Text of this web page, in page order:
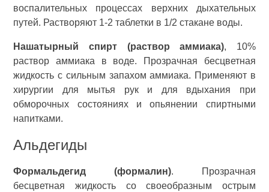
воспалительных процессах верхних дыхательных
путей. Растворяют 1-2 таблетки в 1/2 стакане воды.
Нашатырный спирт (раствор аммиака), 10%
раствор аммиака в воде. Прозрачная бесцветная
жидкость с сильным запахом аммиака. Применяют в
хирургии для мытья рук и для вдыхания при
обморочных состояниях и опьянении спиртными
напитками.
Альдегиды
Формальдегид (формалин). Прозрачная
бесцветная жидкость со своеобразным острым